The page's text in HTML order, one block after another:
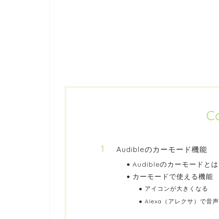
Audibleのカーモード機能
Audibleのカーモードとは
カーモードで使える機能
アイコンが大きくなる
Alexa（アレクサ）で音